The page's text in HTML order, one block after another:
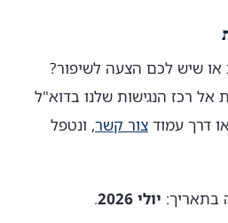
או שיש לכם הצעה לשיפור?
אל רכז הנגישות שלנו בדוא"ל
או דרך עמוד צור קשר, ונטפל
בתאריך: יולי 2026 .